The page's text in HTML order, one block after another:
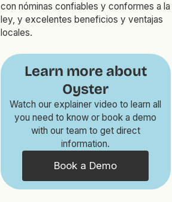
con nóminas confiables y conformes a la
ley, y excelentes beneficios y ventajas
locales.
Learn more about
Oyster
Watch our explainer video to learn all
you need to know or book a demo
with our team to get direct
information.
Book a Demo